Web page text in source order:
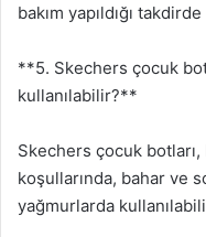
bakım yapıldığı
**5. Skechers çocuk
kullanılabilir?**
Skechers çocuk botları,
koşullarında, bahar ve
yağmurlarda